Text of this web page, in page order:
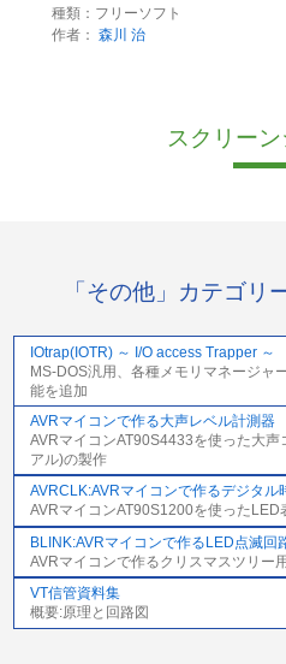
種類：フリーソフト
作者： 森川 治
スクリーン
「その他」カテゴリ
IOtrap(IOTR) ～ I/O access Trapper ～
MS-DOS汎用、各種メモリマネージャ
能を追加
AVRマイコンで作る大声レベル計測器
AVRマイコンAT90S4433を使った大
アル)の製作
AVRCLK:AVRマイコンで作るデジタル
AVRマイコンAT90S1200を使ったLED
BLINK:AVRマイコンで作るLED点滅回
AVRマイコンで作るクリスマスツリー
VT信管資料集
概要:原理と回路図